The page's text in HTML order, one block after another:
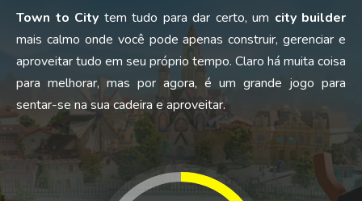
Town to City tem tudo para dar certo, um city builder
mais calmo onde você pode apenas construir, gerenciar e
aproveitar tudo em seu próprio tempo. Claro há muita coisa
para melhorar, mas por agora, é um grande jogo para
sentar-se na sua cadeira e aproveitar.